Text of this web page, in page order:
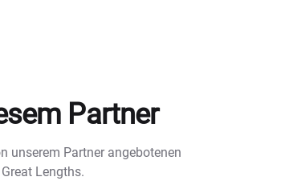
Partner
unserem Partner angebotenen
Lengths.